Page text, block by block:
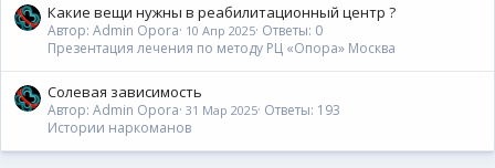
Какие вещи нужны в реабилитационный центр ?
Автор: Admin Opora 10 Апр 2025 Ответы: 0
Презентация лечения по методу РЦ «Опора» Москва
Солевая зависимость
Автор: Admin Opora 31 Мар 2025 Ответы: 193
Истории наркоманов